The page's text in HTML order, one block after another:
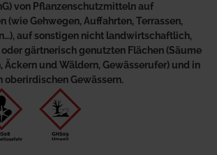
von Pflanzenschutzmitteln auf
(wie Gehwegen, Auffahrten, Terrassen,
auf sonstigen nicht landwirtschaftlich,
gärtnerisch genutzten Flächen (Säume
Äckern und Wäldern, Gewässerufer) und in
Gewässern.